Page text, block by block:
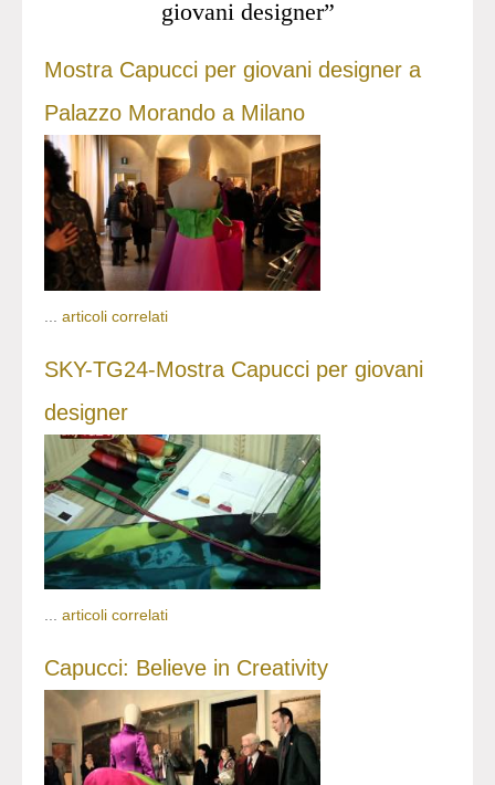
giovani designer”
Mostra Capucci per giovani designer a
Palazzo Morando a Milano
articoli correlati
SKY-TG24-Mostra Capucci per giovani
designer
... articoli correlati
Capucci: Believe in Creativity